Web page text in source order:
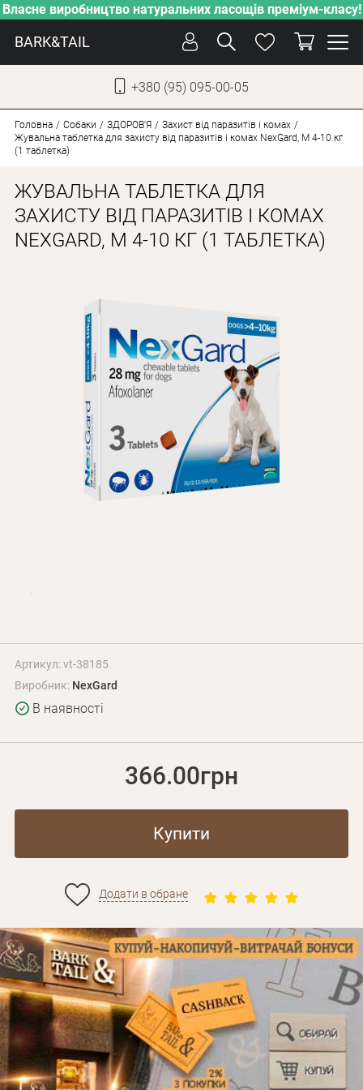
Власне виробництво натуральних ласощів преміум-класу!
BARK&TAIL
+380 (95) 095-00-05
ПІКЛУВАННЯ
ВІД СПЕКИ
ВЛАСНЕ ВИРОБНИЦТВО
ДЛЯ КОТІВ
Оплата і доставка
Програма лояльності
Про Нас
Оптовим клієнтам
Контакти
Головна Собаки ЗДОРОВ'Я
Захист від паразитів і комах
Жувальна таблетка для захисту від паразитів і комах NexGard, M 4-10 кг
(1 таблетка)
ЖУВАЛЬНА ТАБЛЕТКА ДЛЯ
ЗАХИСТУ ВІД ПАРАЗИТІВ І КОМАХ
NEXGARD, M 4-10 КГ (1 ТАБЛЕТКА)
Артикул: vt-38185
Виробник: NexGard
В наявності
366.00грн
Купити
Додати в обране